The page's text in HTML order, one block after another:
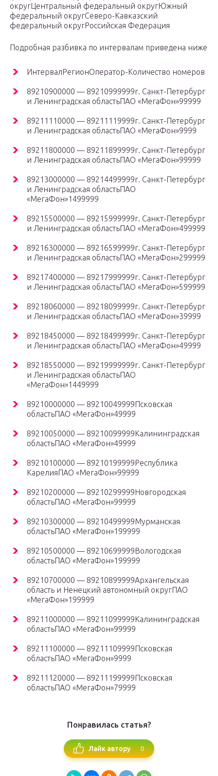
округЦентральный федеральный округЮжный
федеральный округСеверо-Кавказский
федеральный округРоссийская Федерация
Подробная разбивка по интервалам приведена ниже
ИнтервалРегионОператор-Количество номеров
89210900000 — 89210999999г. Санкт-Петербург
и Ленинградская областьПАО «МегаФон»99999
89211110000 — 89211119999г. Санкт-Петербург
и Ленинградская областьПАО «МегаФон»9999
89211800000 — 89211899999г. Санкт-Петербург
и Ленинградская областьПАО «МегаФон»99999
89213000000 — 89214499999г. Санкт-Петербург
и Ленинградская областьПАО
«МегаФон»1499999
89215500000 — 89215999999г. Санкт-Петербург
и Ленинградская областьПАО «МегаФон»499999
89216300000 — 89216599999г. Санкт-Петербург
и Ленинградская областьПАО «МегаФон»299999
89217400000 — 89217999999г. Санкт-Петербург
и Ленинградская областьПАО «МегаФон»599999
89218060000 — 89218099999г. Санкт-Петербург
и Ленинградская областьПАО «МегаФон»39999
89218450000 — 89218499999г. Санкт-Петербург
и Ленинградская областьПАО «МегаФон»49999
89218550000 — 89219999999г. Санкт-Петербург
и Ленинградская областьПАО
«МегаФон»1449999
89210000000 — 89210049999Псковская
областьПАО «МегаФон»49999
89210050000 — 89210099999Калининградская
областьПАО «МегаФон»49999
89210100000 — 89210199999Республика
КарелияПАО «МегаФон»99999
89210200000 — 89210299999Новгородская
областьПАО «МегаФон»99999
89210300000 — 89210499999Мурманская
областьПАО «МегаФон»199999
89210500000 — 89210699999Вологодская
областьПАО «МегаФон»199999
89210700000 — 89210899999Архангельская
область и Ненецкий автономный округПАО
«МегаФон»199999
89211000000 — 89211099999Калининградская
областьПАО «МегаФон»99999
89211100000 — 89211109999Псковская
областьПАО «МегаФон»9999
89211120000 — 89211199999Псковская
областьПАО «МегаФон»79999
Понравилась статья?
Лайк автору 0